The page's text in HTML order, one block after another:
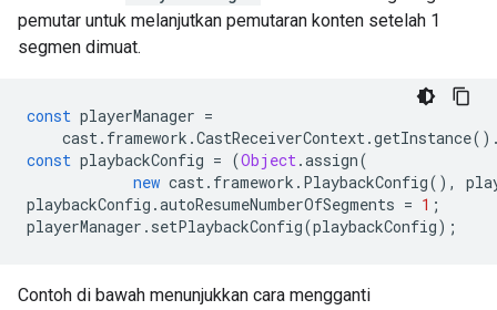
pemutar untuk melanjutkan pemutaran konten setelah 1
segmen dimuat.
const playerManager =
cast. framework .CastReceiverContext.getInstance
const playbackConfig = (Object.assign(
new cast. framework . PlaybackConfig(),
playbackConfig .autoResumeNumberOfSegments = 1 ;
playerManager . setPlaybackConfig(playbackConfig);
Contoh di bawah menunjukkan cara mengganti